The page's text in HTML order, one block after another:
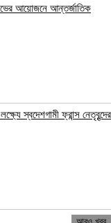
আয়োজনে আন্তর্জাতিক
স্বদেশগামী ফ্রান্স নেতৃবৃন্দের